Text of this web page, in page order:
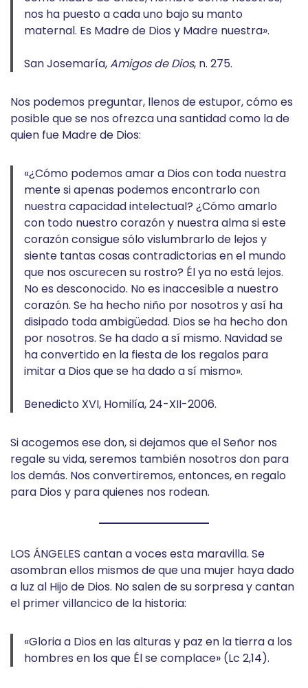
nos ha puesto a cada uno bajo su manto
maternal. Es Madre de Dios y Madre nuestra».
San Josemaría,Amigos de Dios, n. 275.
Nos podemos preguntar, llenos de estupor, cómo es
posible que se nos ofrezca una santidad como la de
quien fue Madre de Dios:
«¿Cómo podemos amar a Dios con toda nuestra
mente si apenas podemos encontrarlo con
nuestra capacidad intelectual? ¿Cómo amarlo
con todo nuestro corazón y nuestra alma si este
corazón consigue sólo vislumbrarlo de lejos y
siente tantas cosas contradictorias en el mundo
que nos oscurecen su rostro? Él ya no está lejos.
No es desconocido. No es inaccesible a nuestro
corazón. Se ha hecho niño por nosotros y así ha
disipado toda ambigüedad. Dios se ha hecho don
por nosotros. Se ha dado a sí mismo. Navidad se
ha convertido en la fiesta de los regalos para
imitar a Dios que se ha dado a sí mismo».
Benedicto XVI, Homilía, 24-XII-2006.
Si acogemos ese don, si dejamos que el Señor nos
regale su vida, seremos también nosotros don para
los demás. Nos convertiremos, entonces, en regalo
para Dios y para quienes nos rodean.
LOS ÁNGELES cantan a voces esta maravilla. Se
asombran ellos mismos de que una mujer haya dado
a luz al Hijo de Dios. No salen de su sorpresa y cantan
el primer villancico de la historia:
«Gloria a Dios en las alturas y paz en la tierra a los
hombres en los que Él se complace» (Lc 2,14).